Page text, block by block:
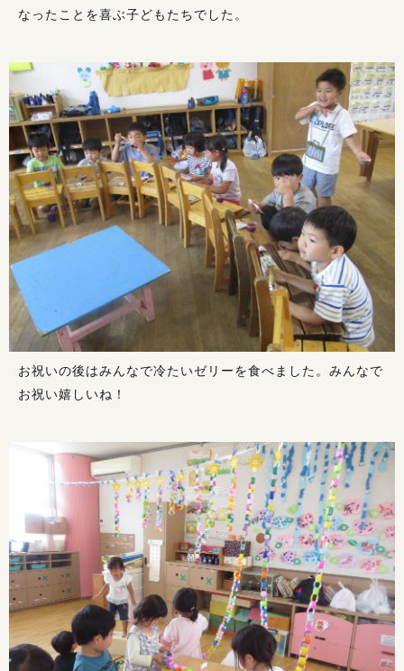
なったことを喜ぶ子どもたちでした。
お祝いの後はみんなで冷たいゼリーを食べました。みんなで
お祝い嬉しいね！